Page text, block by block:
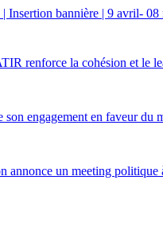
renforce la cohésion et le
son engagement en faveur du
annonce un meeting politique